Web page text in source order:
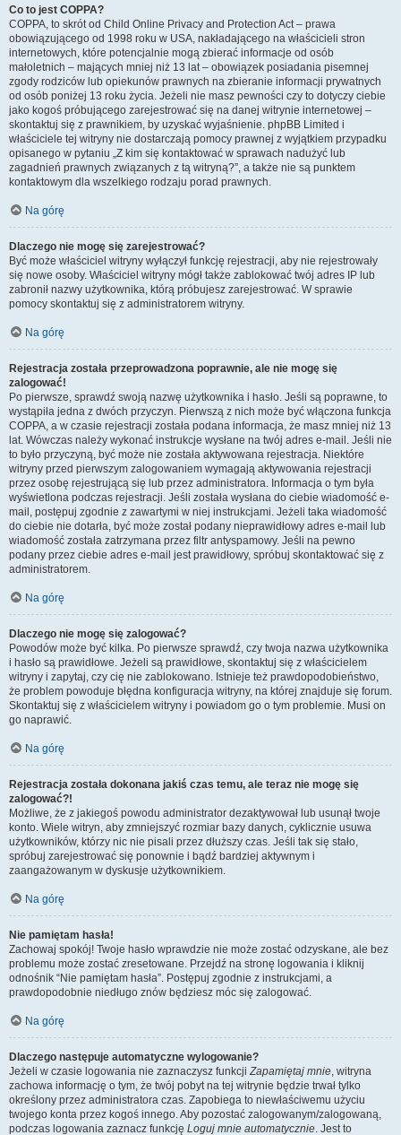
Co to jest COPPA?
COPPA, to skrót od Child Online Privacy and Protection Act – prawa
obowiązującego od 1998 roku w USA, nakładającego na właścicieli stron
internetowych, które potencjalnie mogą zbierać informacje od osób
małoletnich – mających mniej niż 13 lat – obowiązek posiadania pisemnej
zgody rodziców lub opiekunów prawnych na zbieranie informacji prywatnych
od osób poniżej 13 roku życia. Jeżeli nie masz pewności czy to dotyczy ciebie
jako kogoś próbującego zarejestrować się na danej witrynie internetowej –
skontaktuj się z prawnikiem, by uzyskać wyjaśnienie. phpBB Limited i
właściciele tej witryny nie dostarczają pomocy prawnej z wyjątkiem przypadku
opisanego w pytaniu „Z kim się kontaktować w sprawach nadużyć lub
zagadnień prawnych związanych z tą witryną?”, a także nie są punktem
kontaktowym dla wszelkiego rodzaju porad prawnych.
Na górę
Dlaczego nie mogę się zarejestrować?
Być może właściciel witryny wyłączył funkcję rejestracji, aby nie rejestrowały
się nowe osoby. Właściciel witryny mógł także zablokować twój adres IP lub
zabronił nazwy użytkownika, którą próbujesz zarejestrować. W sprawie
pomocy skontaktuj się z administratorem witryny.
Na górę
Rejestracja została przeprowadzona poprawnie, ale nie mogę się
zalogować!
Po pierwsze, sprawdź swoją nazwę użytkownika i hasło. Jeśli są poprawne, to
wystąpiła jedna z dwóch przyczyn. Pierwszą z nich może być włączona funkcja
COPPA, a w czasie rejestracji została podana informacja, że masz mniej niż 13
lat. Wówczas należy wykonać instrukcje wysłane na twój adres e-mail. Jeśli nie
to było przyczyną, być może nie została aktywowana rejestracja. Niektóre
witryny przed pierwszym zalogowaniem wymagają aktywowania rejestracji
przez osobę rejestrującą się lub przez administratora. Informacja o tym była
wyświetlona podczas rejestracji. Jeśli została wysłana do ciebie wiadomość e-
mail, postępuj zgodnie z zawartymi w niej instrukcjami. Jeżeli taka wiadomość
do ciebie nie dotarła, być może został podany nieprawidłowy adres e-mail lub
wiadomość została zatrzymana przez filtr antyspamowy. Jeśli na pewno
podany przez ciebie adres e-mail jest prawidłowy, spróbuj skontaktować się z
administratorem.
Na górę
Dlaczego nie mogę się zalogować?
Powodów może być kilka. Po pierwsze sprawdź, czy twoja nazwa użytkownika
i hasło są prawidłowe. Jeżeli są prawidłowe, skontaktuj się z właścicielem
witryny i zapytaj, czy cię nie zablokowano. Istnieje też prawdopodobieństwo,
że problem powoduje błędna konfiguracja witryny, na której znajduje się forum.
Skontaktuj się z właścicielem witryny i powiadom go o tym problemie. Musi on
go naprawić.
Na górę
Rejestracja została dokonana jakiś czas temu, ale teraz nie mogę się
zalogować?!
Możliwe, że z jakiegoś powodu administrator dezaktywował lub usunął twoje
konto. Wiele witryn, aby zmniejszyć rozmiar bazy danych, cyklicznie usuwa
użytkowników, którzy nic nie pisali przez dłuższy czas. Jeśli tak się stało,
spróbuj zarejestrować się ponownie i bądź bardziej aktywnym i
zaangażowanym w dyskusje użytkownikiem.
Na górę
Nie pamiętam hasła!
Zachowaj spokój! Twoje hasło wprawdzie nie może zostać odzyskane, ale bez
problemu może zostać zresetowane. Przejdź na stronę logowania i kliknij
odnośnik “Nie pamiętam hasła”. Postępuj zgodnie z instrukcjami, a
prawdopodobnie niedługo znów będziesz móc się zalogować.
Na górę
Dlaczego następuje automatyczne wylogowanie?
Jeżeli w czasie logowania nie zaznaczysz funkcjiZapamiętaj mnie, witryna
zachowa informację o tym, że twój pobyt na tej witrynie będzie trwał tylko
określony przez administratora czas. Zapobiega to niewłaściwemu użyciu
twojego konta przez kogoś innego. Aby pozostać zalogowanym/zalogowaną,
podczas logowania zaznacz funkcję Loguj mnie automatycznie. Jest to